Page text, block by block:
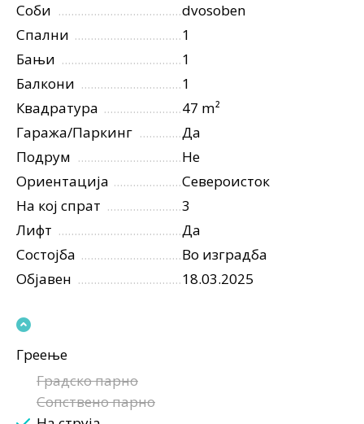
Соби
dvosoben
Спални
1
Бањи
1
Балкони
1
Квадратура
47 m²
Гаража/Паркинг
Да
Подрум
Не
Ориентација
Североисток
На кој спрат
3
Лифт
Да
Состојба
Во изградба
Објавен
18.03.2025
Греење
Градско парно
Сопствено парно